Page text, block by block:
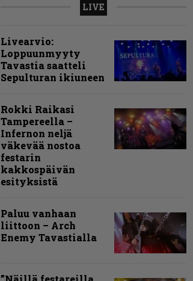
LIVE
Livearvio:
Loppuunmyyty
Tavastia saatteli
Sepulturan ikiuneen
Rokki Raikasi
Tampereella –
Infernon neljä
väkevää nostoa
festarin
kakkospäivän
esityksistä
Paluu vanhaan
liittoon – Arch
Enemy Tavastialla